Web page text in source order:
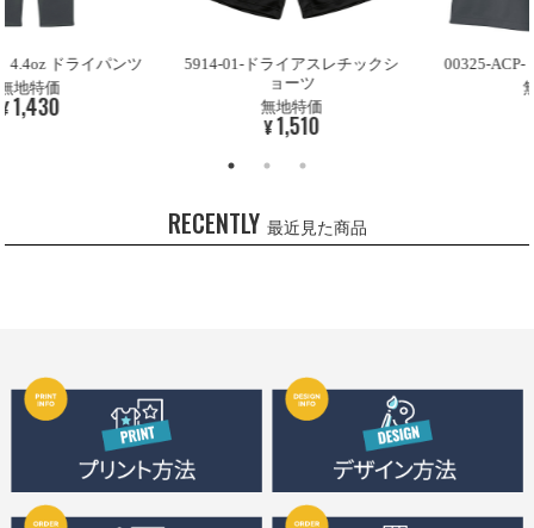
ドライパンツ
特価
5914-01-ドライアスレチックシ
ョーツ
無地特価
1,510
00325-ACP-ド
無
RECENTLY 最近見た商品